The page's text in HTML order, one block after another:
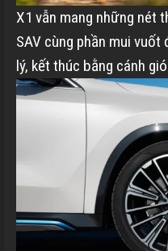
X1 vẫn mang những nét
SAV cùng phần mui
lý, kết thúc bằng cánh